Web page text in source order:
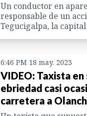
Un conductor en
responsable de un
Tegucigalpa, la
6:46 PM 18 may. 2023
VIDEO: Taxista
ebriedad casi
carretera a